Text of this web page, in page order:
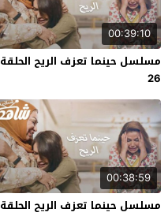
00:39:10
مسلسل حينما تعزف الريح الحلقة
26
00:38:59
مسلسل حينما تعزف الريح الحلقة